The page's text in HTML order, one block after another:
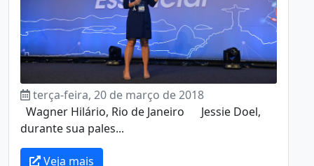
terça-feira, 20 de março de 2018
Wagner Hilário, Rio de Janeiro Jessie Doel,
durante sua pales...
Veja mais